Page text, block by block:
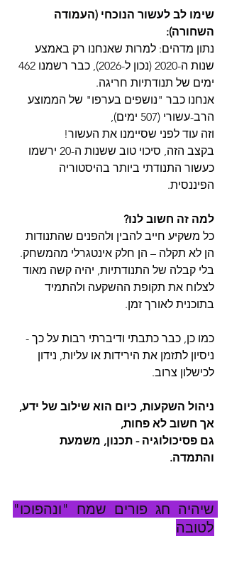
שימו לב לעשור הנוכחי (העמודה
השחורה):
נתון מדהים: למרות שאנחנו רק באמצע
ימים של תנודתיות חריגה.
אנחנו כבר "נושפים בערפו" של הממוצע
הרב-עשורי (507 ימים),
וזה עוד לפני שסיימנו את העשור!
בקצב הזה, סיכוי טוב ששנות ה-20 ירשמו
כעשור התנודתי ביותר בהיסטוריה
הפיננסית.
למה זה חשוב לנו?
כל משקיע חייב להבין ולהפנים שהתנודות
הן לא תקלה – הן חלק אינטגרלי מהמשחק.
בלי קבלה של התנודתיות, יהיה קשה מאוד
לצלוח את תקופת ההשקעה ולהתמיד
בתוכנית לאורך זמן.
כמו כן, כבר כתבתי ודיברתי רבות על כך -
ניסיון לתזמן את הירידות או עליות, נידון
לכישלון צרוב.
ניהול השקעות, כיום הוא שילוב של ידע,
אך חשוב לא פחות,
גם פסיכולוגיה - תכנון, משמעת
והתמדה.
לטובה